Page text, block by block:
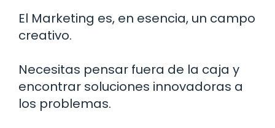
El Marketing es, en esencia, un campo
creativo.
Necesitas pensar fuera de la caja y
encontrar soluciones innovadoras a
los problemas.